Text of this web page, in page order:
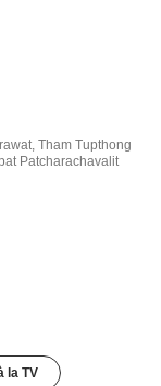
,Tham Tupthong
Patcharachavalit
la TV